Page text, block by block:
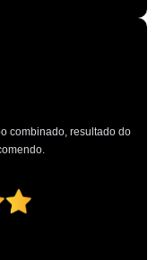
combinado, resultado do